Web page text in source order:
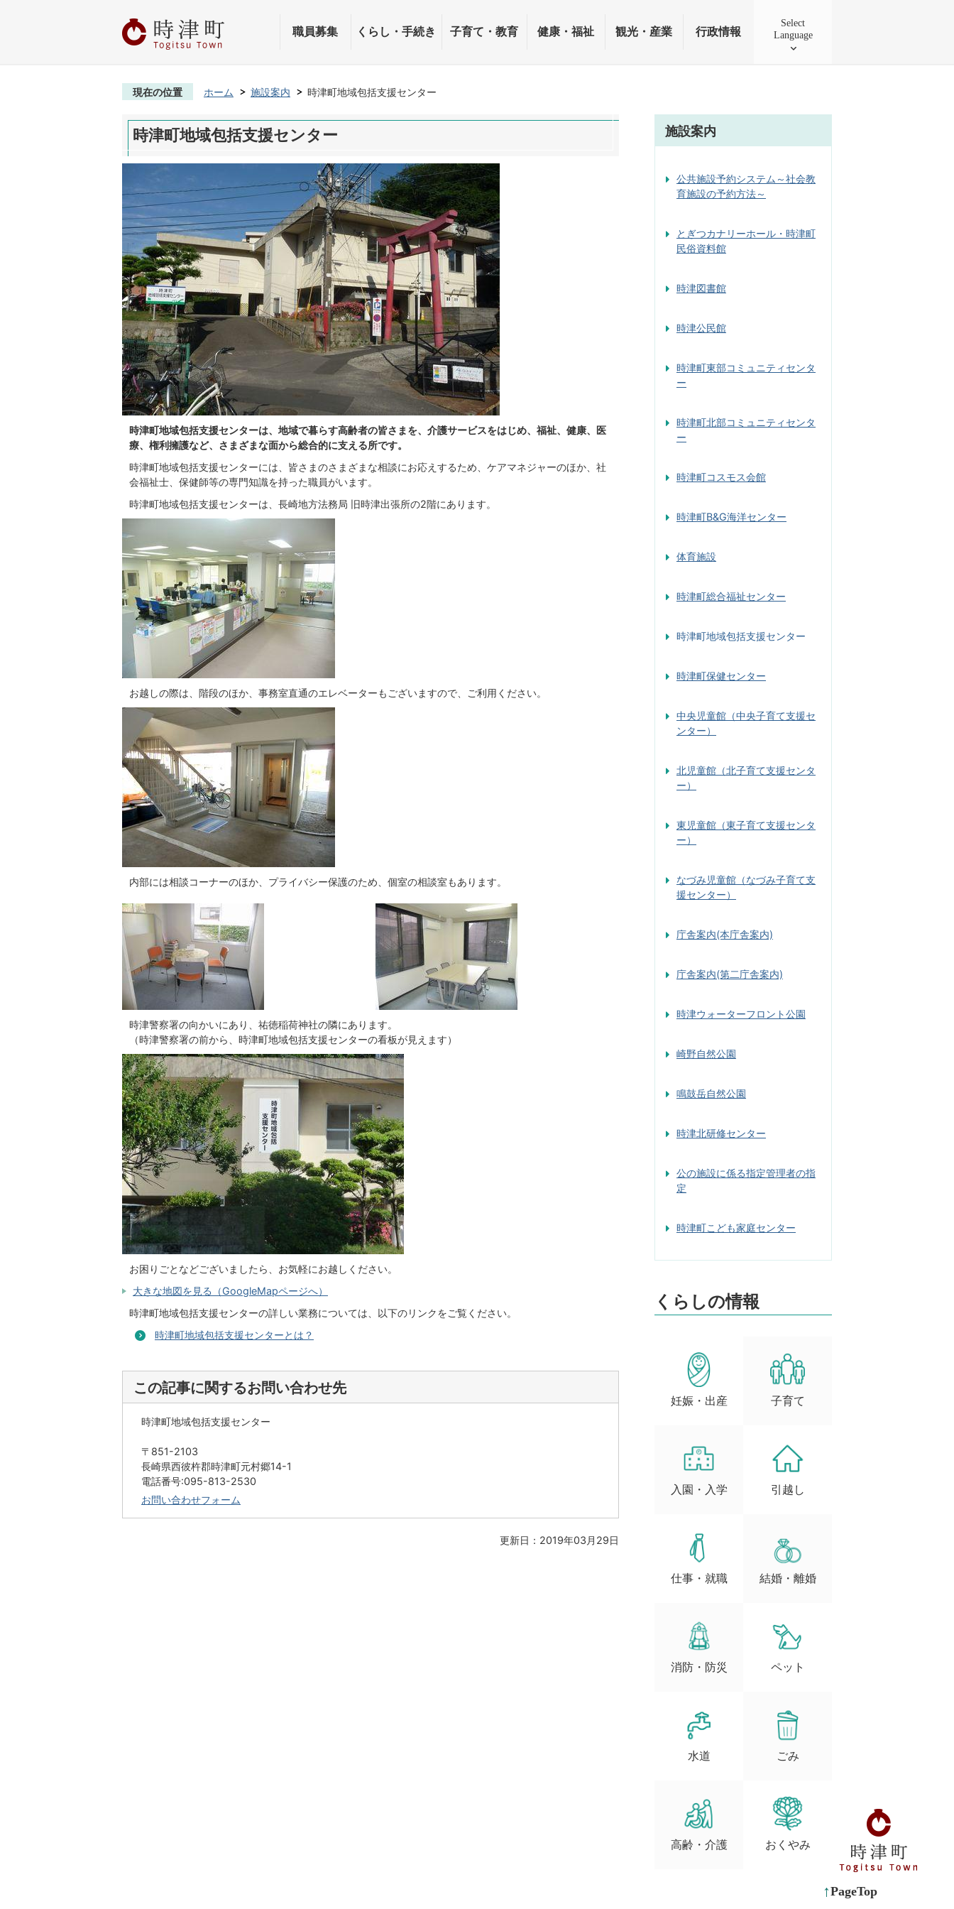
職員募集 くらし・手続き 子育て・教育 健康・福祉 観光・産業 行政情報
Select
Language
現在の位置 ホーム 施設案内 時津町地域包括支援センター
時津町地域包括支援センター
時津町地域包括支援センターは、地域で暮らす高齢者の皆さまを、介護サービスをはじめ、福祉、健康、医
療、権利擁護など、さまざまな面から総合的に支える所です。
時津町地域包括支援センターには、皆さまのさまざまな相談にお応えするため、ケアマネジャーのほか、社
会福祉士、保健師等の専門知識を持った職員がいます。
時津町地域包括支援センターは、長崎地方法務局 旧時津出張所の2階にあります。
お越しの際は、階段のほか、事務室直通のエレベーターもございますので、ご利用ください。
内部には相談コーナーのほか、プライバシー保護のため、個室の相談室もあります。
時津警察署の向かいにあり、祐徳稲荷神社の隣にあります。
（時津警察署の前から、時津町地域包括支援センターの看板が見えます）
お困りごとなどございましたら、お気軽にお越しください。
大きな地図を見る（GoogleMapページへ）
時津町地域包括支援センターの詳しい業務については、以下のリンクをご覧ください。
時津町地域包括支援センターとは？
この記事に関するお問い合わせ先
時津町地域包括支援センター
〒851-2103
長崎県西彼杵郡時津町元村郷14-1
電話番号:095-813-2530
お問い合わせフォーム
更新日：2019年03月29日
施設案内
公共施設予約システム～社会教
育施設の予約方法～
とぎつカナリーホール・時津町
民俗資料館
時津図書館
時津公民館
時津町東部コミュニティセンタ
ー
時津町北部コミュニティセンタ
ー
時津町コスモス会館
時津町B&G海洋センター
体育施設
時津町総合福祉センター
時津町地域包括支援センター
時津町保健センター
中央児童館（中央子育て支援セ
ンター）
北児童館（北子育て支援センタ
ー）
東児童館（東子育て支援センタ
ー）
なづみ児童館（なづみ子育て支
援センター）
庁舎案内(本庁舎案内)
庁舎案内(第二庁舎案内)
時津ウォーターフロント公園
崎野自然公園
鳴鼓岳自然公園
時津北研修センター
公の施設に係る指定管理者の指
定
時津町こども家庭センター
くらしの情報
妊娠・出産 子育て
入園・入学 引越し
仕事・就職 結婚・離婚
消防・防災 ペット
水道 ごみ
高齢・介護 おくやみ
PageTop